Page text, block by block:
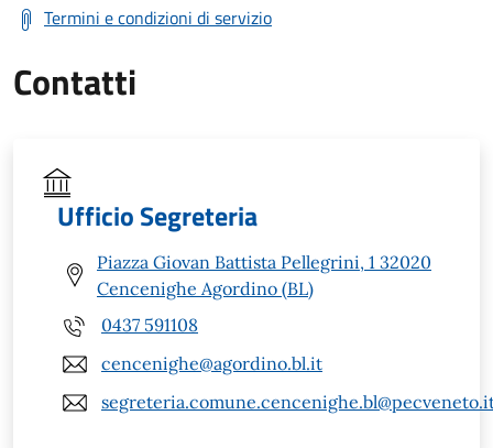
Termini e condizioni di servizio
Contatti
Ufficio Segreteria
Piazza Giovan Battista Pellegrini, 1 32020
Cencenighe Agordino (BL)
0437 591108
cencenighe@agordino.bl.it